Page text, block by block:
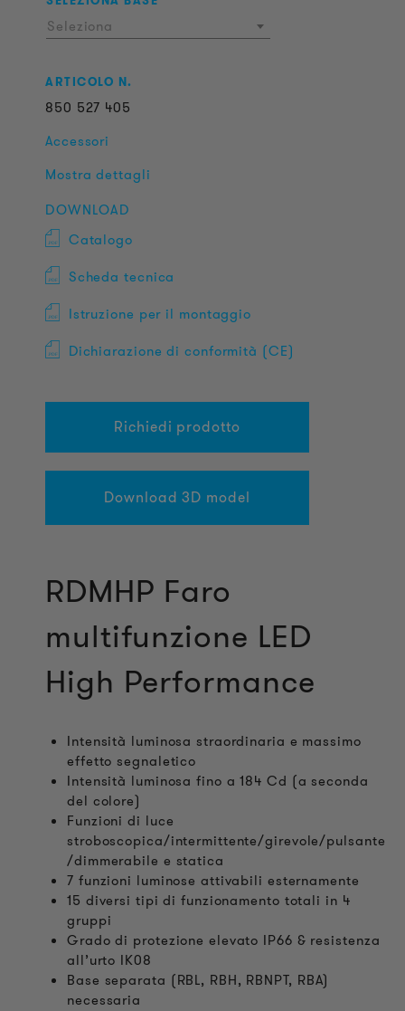
Seleziona
ARTICOLO N.
850 527 405
Accessori
Mostra dettagli
DOWNLOAD
Catalogo
Scheda tecnica
Istruzione per il montaggio
Dichiarazione di conformità (CE)
Richiedi prodotto
Download 3D model
RDMHP Faro
multifunzione LED
High Performance
Intensità luminosa straordinaria e massimo
effetto segnaletico
Intensità luminosa fino a 184 Cd (a seconda
del colore)
Funzioni di luce
stroboscopica/intermittente/girevole/pulsante
/dimmerabile e statica
7 funzioni luminose attivabili esternamente
15 diversi tipi di funzionamento totali in 4
gruppi
Grado di protezione elevato IP66 & resistenza
all’urto IK08
Base separata (RBL, RBH, RBNPT, RBA)
necessaria